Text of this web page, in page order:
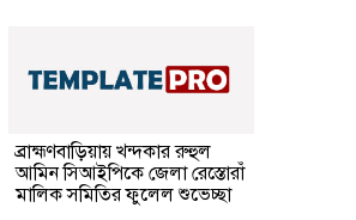
ব্রাহ্মণবাড়িয়ায় খন্দকার রুহুল
আমিন সিআইপিকে জেলা রেস্তোরাঁ
মালিক সমিতির ফুলেল শুভেচ্ছা